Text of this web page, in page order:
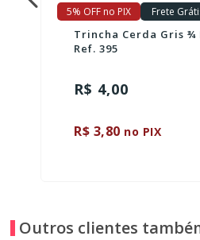
5% OFF no PIX Frete
Trincha Cerda Gris ¾
Ref. 395
R$ 4,00
R$ 3,80 no PIX
Outros clientes